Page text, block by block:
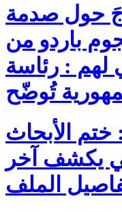
حول صدمة
باردو من
لهم : رئاسة
تُوضّح
ختم الأبحاث
يكشف آخر
الملف